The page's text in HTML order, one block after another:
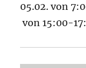
05.02. von
von 15:00-